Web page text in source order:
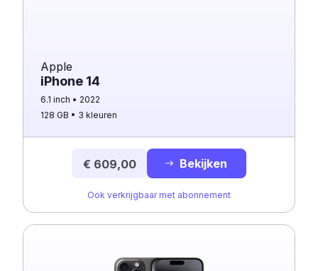
Apple
iPhone 14
6.1 inch
2022
128 GB
3 kleuren
€ 609,00 Bekijken
Ook verkrijgbaar met abonnement